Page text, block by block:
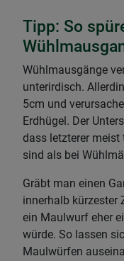
Tipp: So
Wühlmausgänge
unterirdisch.
5cm und
Erdhügel. Der
dass letzterer meist
sind als bei
Gräbt man einen
innerhalb kürzester
ein Maulwurf eher
würde. So lassen
Maulwürfen